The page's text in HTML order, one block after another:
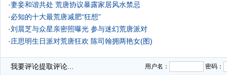
·妻妾和谐共处 荒唐协议暴露家居风水禁忌
·必知的十大最荒唐减肥“狂想”
·刘晨芝与众星亲密照曝光 参与迷幻荒唐派对
·庄思明生日派对荒唐狂欢 陈司翰拥两艳女(图)
我要评论提取评论... 用户名： 密码：